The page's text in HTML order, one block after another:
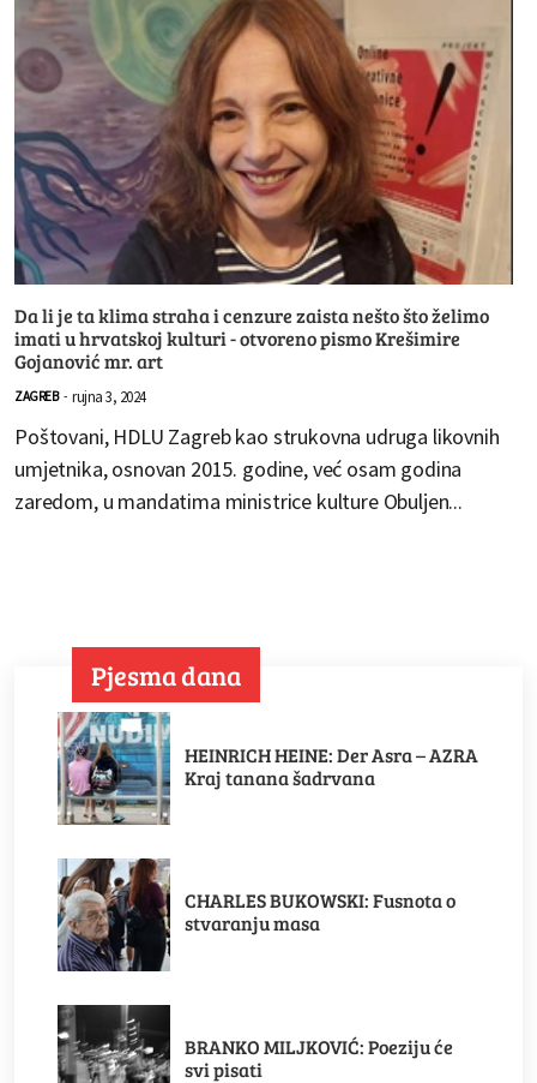
Da li je ta klima straha i cenzure zaista nešto što želimo
imati u hrvatskoj kulturi - otvoreno pismo Krešimire
Gojanović mr. art
ZAGREB - rujna 3, 2024
Poštovani, HDLU Zagreb kao strukovna udruga likovnih
umjetnika, osnovan 2015. godine, već osam godina
zaredom, u mandatima ministrice kulture Obuljen...
Pjesma dana
HEINRICH HEINE: Der Asra – AZRA
Kraj tanana šadrvana
CHARLES BUKOWSKI: Fusnota o
stvaranju masa
BRANKO MILJKOVIĆ: Poeziju će
svi pisati